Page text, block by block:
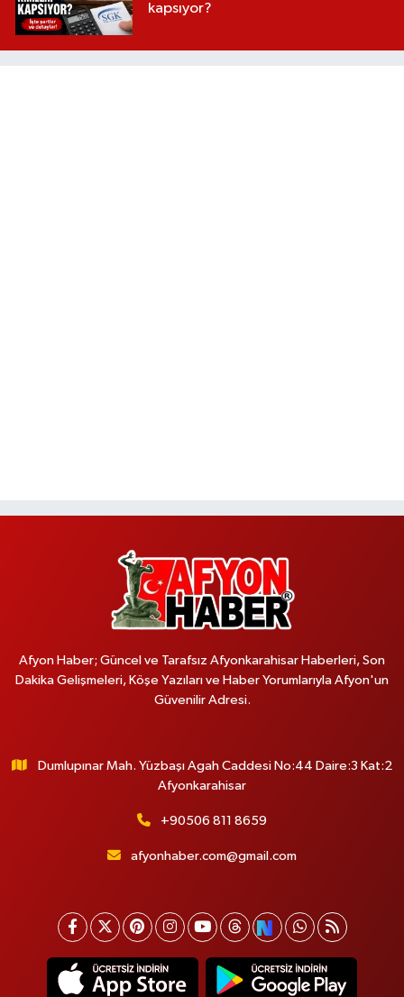
kapsıyor?
Afyon Haber; Güncel ve Tarafsız Afyonkarahisar Haberleri, Son
Dakika Gelişmeleri, Köşe Yazıları ve Haber Yorumlarıyla Afyon'un
Güvenilir Adresi.
Dumlupınar Mah. Yüzbaşı Agah Caddesi No:44 Daire:3 Kat:2
Afyonkarahisar
+90506 811 8659
afyonhaber.com@gmail.com